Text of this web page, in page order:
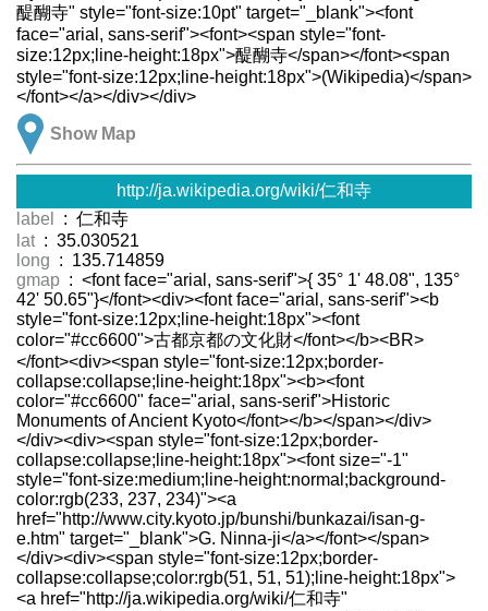
醍醐寺" style="font-size:10pt" target="_blank"><font
face="arial, sans-serif"><font><span style="font-
size:12px;line-height:18px">醍醐寺</span></font><span
style="font-size:12px;line-height:18px">(Wikipedia)</span>
</font></a></div></div>
Show Map
http://ja.wikipedia.org/wiki/仁和寺
label
: 仁和寺
lat : 35.030521
long : 135.714859
gmap : <font face="arial, sans-serif">{ 35° 1' 48.08", 135°
42' 50.65"}</font><div><font face="arial, sans-serif"><b
style="font-size:12px;line-height:18px"><font
color="#cc6600">古都京都の文化財</font></b><BR>
</font><div><span style="font-size:12px;border-
collapse:collapse;line-height:18px"><b><font
color="#cc6600" face="arial, sans-serif">Historic
Monuments of Ancient Kyoto</font></b></span></div>
</div><div><span style="font-size:12px;border-
collapse:collapse;line-height:18px"><font size="-1"
style="font-size:medium;line-height:normal;background-
color:rgb(233, 237, 234)"><a
href="http://www.city.kyoto.jp/bunshi/bunkazai/isan-g-
e.htm" target="_blank">G. Ninna-ji</a></font></span>
</div><div><span style="font-size:12px;border-
collapse:collapse;color:rgb(51, 51, 51);line-height:18px">
<a href="http://ja.wikipedia.org/wiki/仁和寺"